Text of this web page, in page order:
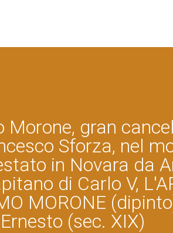
Morone, gran
Sforza, nel
in Novara da
di Carlo V,
MORONE
(sec. XIX)